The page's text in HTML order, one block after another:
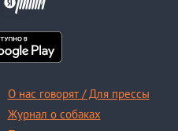
О нас говорят / Для прессы
Журнал о собаках